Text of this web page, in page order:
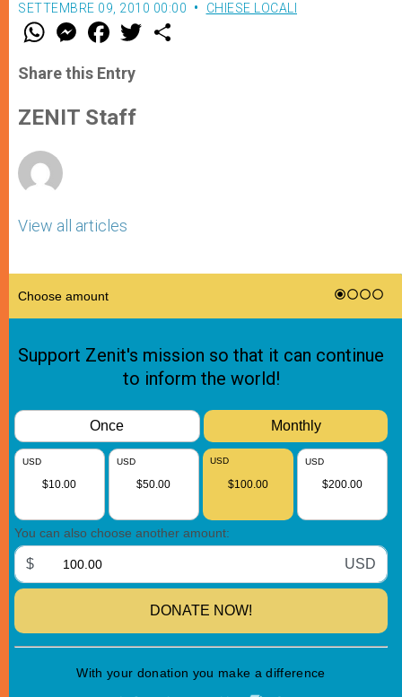
SETTEMBRE 09, 2010 00:00 CHIESE LOCALI
W
t
s
p
p
M
e
s
e
g
e
F
a
e
b
o
k
w
Share this Entry
ZENIT Staff
View all articles